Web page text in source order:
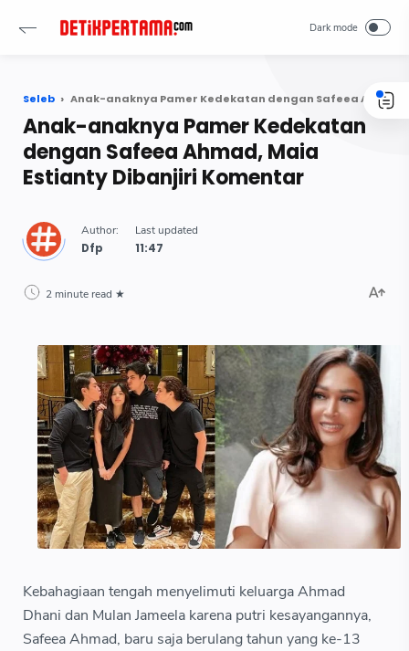
Seleb Anak-anaknya Pamer Kedekatan dengan Safeea Ahmad, Maia Estianty Dibanjiri Komentar
Anak-anaknya Pamer Kedekatan
dengan Safeea Ahmad, Maia
Estianty Dibanjiri Komentar
Dfp
2 minute read
Kebahagiaan tengah menyelimuti keluarga Ahmad
Dhani dan Mulan Jameela karena putri kesayangannya,
Safeea Ahmad, baru saja berulang tahun yang ke-13